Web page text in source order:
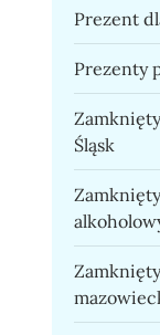
Prezent
Prezenty
Śląsk